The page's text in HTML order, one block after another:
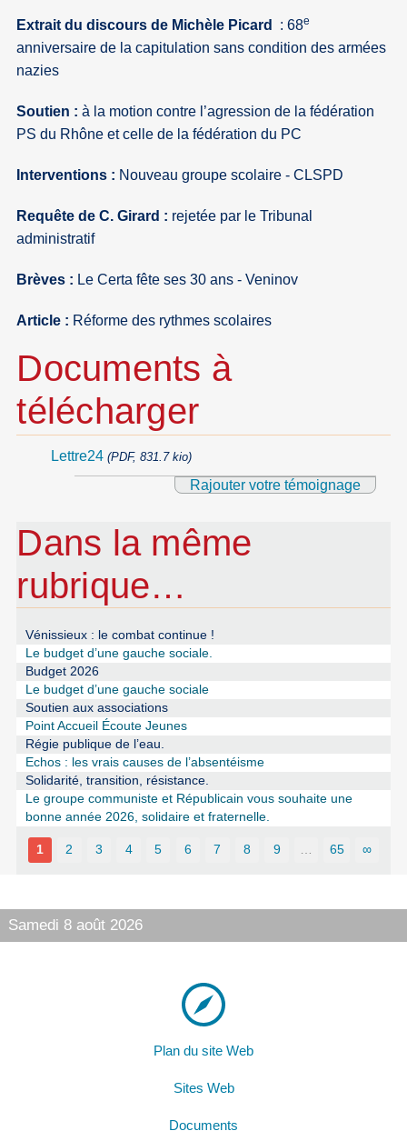
Extrait du discours de Michèle Picard : 68e
anniversaire de la capitulation sans condition des armées
nazies
Soutien : à la motion contre l’agression de la fédération
PS du Rhône et celle de la fédération du PC
Interventions : Nouveau groupe scolaire - CLSPD
Requête de C. Girard : rejetée par le Tribunal
administratif
Brèves : Le Certa fête ses 30 ans - Veninov
Article : Réforme des rythmes scolaires
Documents à
télécharger
Lettre24 (PDF, 831.7 kio)
Rajouter votre témoignage
Dans la même
rubrique…
Vénissieux : le combat continue !
Le budget d’une gauche sociale.
Budget 2026
Le budget d’une gauche sociale
Soutien aux associations
Point Accueil Écoute Jeunes
Régie publique de l’eau.
Echos : les vrais causes de l’absentéisme
Solidarité, transition, résistance.
Le groupe communiste et Républicain vous souhaite une
bonne année 2026, solidaire et fraternelle.
1 2 3 4 5 6 7 8 9 … 65 ∞
Samedi 8 août 2026
Plan du site Web
Sites Web
Documents